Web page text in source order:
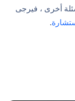
أخرى ، فيرجى
.